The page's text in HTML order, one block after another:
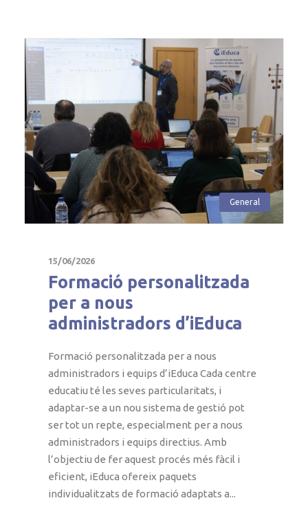
General
15/06/2026
Formació personalitzada
per a nous
administradors d’iEduca
Formació personalitzada per a nous
administradors i equips d’iEduca Cada centre
educatiu té les seves particularitats, i
adaptar-se a un nou sistema de gestió pot
ser tot un repte, especialment per a nous
administradors i equips directius. Amb
l’objectiu de fer aquest procés més fàcil i
eficient, iEduca ofereix paquets
individualitzats de formació adaptats a...